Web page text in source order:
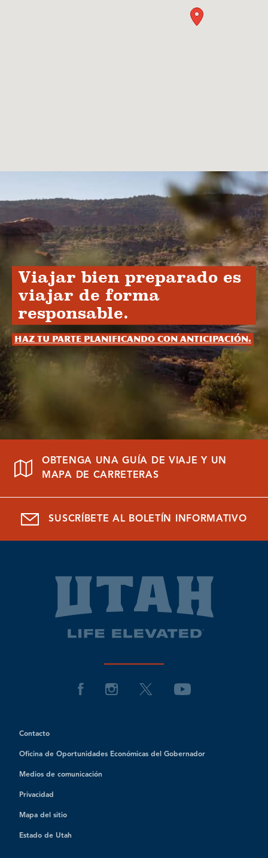
Viajar bien preparado es
viajar de forma
responsable.
Haz tu parte planificando con anticipación.
OBTENGA UNA GUÍA DE VIAJE Y UN
MAPA DE CARRETERAS
SUSCRÍBETE AL BOLETÍN INFORMATIVO
Contacto
Oficina de Oportunidades Económicas del Gobernador
Medios de comunicación
Privacidad
Mapa del sitio
Estado de Utah